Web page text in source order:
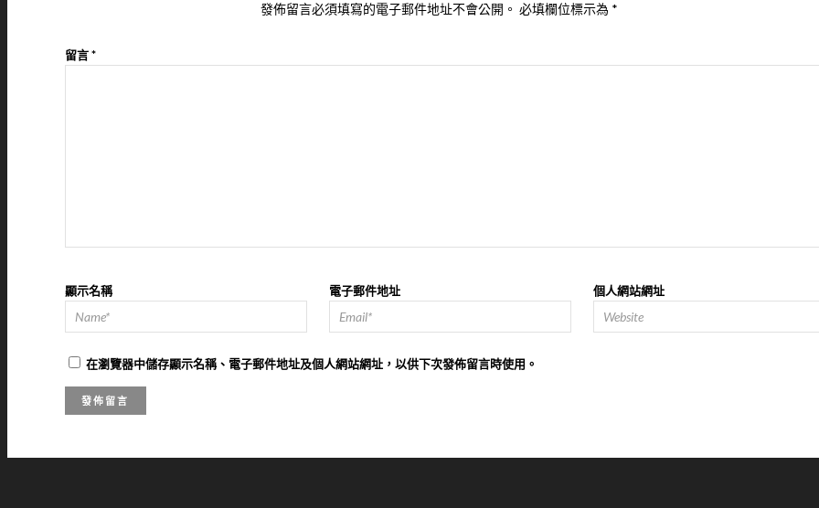
發佈留言必須填寫的電子郵件地址不會公開。 必填欄位標示為 *
留言*
顯示名稱 電子郵件地址 個人網站網址
在瀏覽器中儲存顯示名稱、電子郵件地址及個人網站網址，以供下次發佈留言時使用。